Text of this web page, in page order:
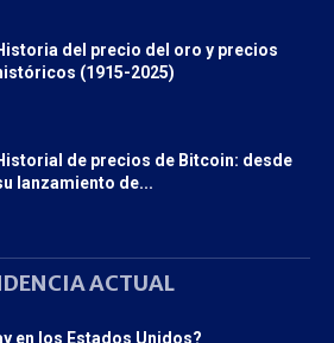
del precio del oro y precios
(1915-2025)
de precios de Bitcoin: desde
lanzamiento de...
ACTUAL
en los Estados Unidos?